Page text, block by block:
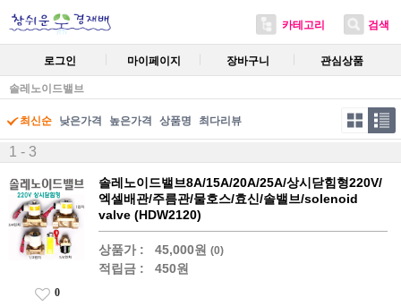
카테고리 검색
로그인 마이페이지 장바구니 관심상품
솔레노이드밸브
최신순 낮은가격 높은가격 상품명 최다리뷰
1 - 3
솔레노이드밸브8A/15A/20A/25A/상시닫힘형220V/
엑셀배관/주름관/물호스/효신/솔밸브/solenoid
valve (HDW2120)
상품가 : 45,000원 (0)
적립금 : 450원
0